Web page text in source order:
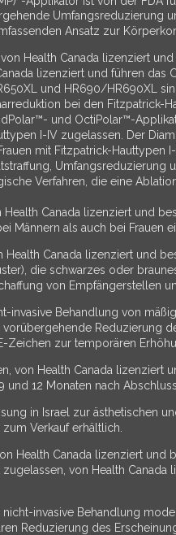
Umfangsreduzierung
Ansatz zur
Health Canada lizenziert
lizenziert und führen
und HR690/HR690XL
bei den Fitzpatrick-
und OctiPolar™-
I-IV zugelassen. Der
mit Fitzpatrick-
Umfangsreduzierung
Verfahren, die eine
Health Canada lizenziert und
Männern als auch bei Frauen
Health Canada lizenziert und
die schwarzes oder
von Empfängerstellen
invasive Behandlung von
Reduzierung
Zeichen zur temporären
von Health Canada lizenziert
und 12 Monaten nach
in Israel zur ästhetischen
Verkauf erhältlich.
Health Canada lizenziert
von Health
invasive Behandlung
Reduzierung des